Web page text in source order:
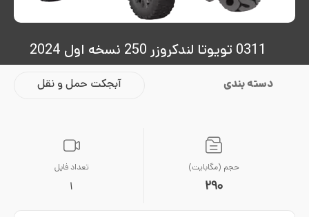
0311 تویوتا لندکروزر 250 نسخه اول 2024
دسته بندی آبجکت حمل و نقل
حجم (مگابایت)
290
تعداد فایل
1